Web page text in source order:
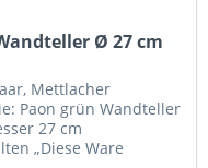
Ø 27 cm
Mettlacher
Paon grün Wandteller
27 cm
„Diese Ware